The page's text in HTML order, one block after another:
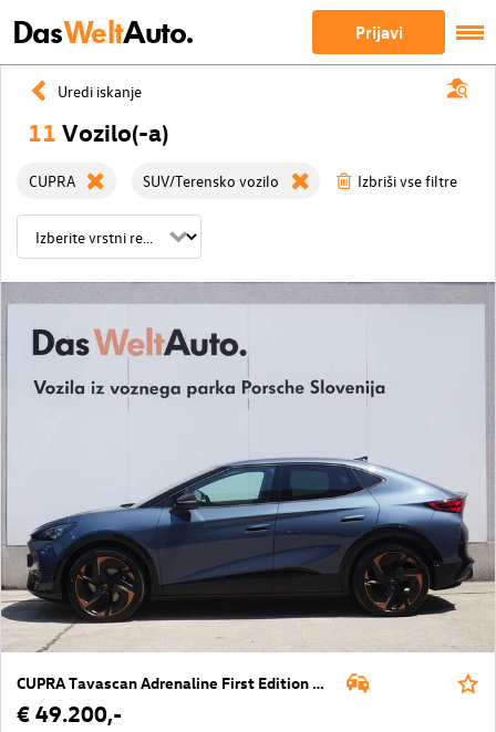
DasWeltAuto. Prijavi
Uredi iskanje
11 Vozilo(-a)
CUPRA SUV/Terensko vozilo Izbriši vse filtre
CUPRA Tavascan Adrenaline First Edition 77 kWh
€ 49.200,-